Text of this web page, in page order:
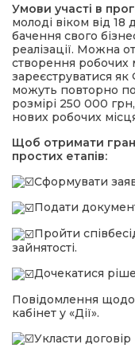
Умови участі в
молоді віком від 18
бачення свого
реалізації. Можна
створення робочих
зареєструватися
можуть повторно
розмірі 250 000
нових робочих
Щоб отримати
простих етапів:
Сформувати
Подати
Пройти
зайнятості.
Дочекатися
Повідомлення щодо
кабінет у «Дії».
Укласти